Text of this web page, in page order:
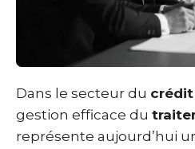
Dans le secteur du
gestion efficace du
représente aujourd’hui